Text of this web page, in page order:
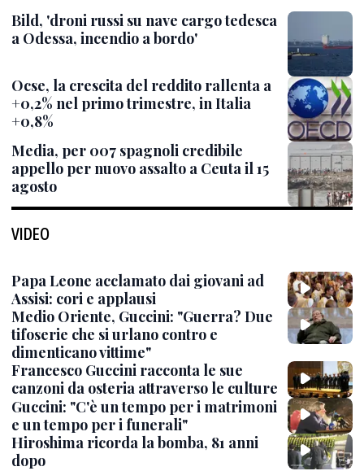
Bild, 'droni russi su nave cargo tedesca
a Odessa, incendio a bordo'
Ocse, la crescita del reddito rallenta a
+0,2% nel primo trimestre, in Italia
+0,8%
Media, per 007 spagnoli credibile
appello per nuovo assalto a Ceuta il 15
agosto
VIDEO
Papa Leone acclamato dai giovani ad
Assisi: cori e applausi
Medio Oriente, Guccini: "Guerra? Due
tifoserie che si urlano contro e
dimenticano vittime"
Francesco Guccini racconta le sue
canzoni da osteria attraverso le culture
Guccini: "C'è un tempo per i matrimoni
e un tempo per i funerali"
Hiroshima ricorda la bomba, 81 anni
dopo